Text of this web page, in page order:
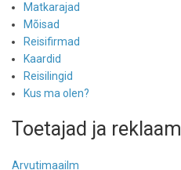
Matkarajad
Mõisad
Reisifirmad
Kaardid
Reisilingid
Kus ma olen?
Toetajad ja reklaam
Arvutimaailm